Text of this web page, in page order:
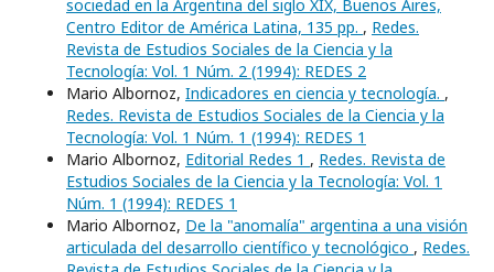
sociedad en la Argentina del siglo XIX, Buenos Aires,
Centro Editor de América Latina, 135 pp. , Redes.
Revista de Estudios Sociales de la Ciencia y la
Tecnología: Vol. 1 Núm. 2 (1994): REDES 2
Mario Albornoz, Indicadores en ciencia y tecnología. ,
Redes. Revista de Estudios Sociales de la Ciencia y la
Tecnología: Vol. 1 Núm. 1 (1994): REDES 1
Mario Albornoz, Editorial Redes 1 , Redes. Revista de
Estudios Sociales de la Ciencia y la Tecnología: Vol. 1
Núm. 1 (1994): REDES 1
Mario Albornoz, De la "anomalía" argentina a una visión
articulada del desarrollo científico y tecnológico , Redes.